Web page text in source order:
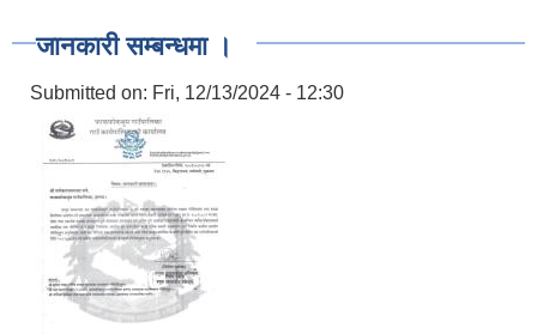
जानकारी सम्बन्धमा ।
Submitted on: Fri, 12/13/2024 - 12:30